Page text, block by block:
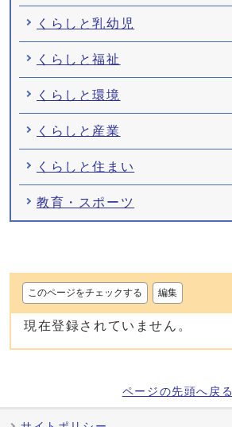
くらしと乳幼児
くらしと福祉
くらしと環境
くらしと産業
くらしと住まい
教育・スポーツ
このページをチェックする 編集
現在登録されていません。
ページの先頭へ戻る